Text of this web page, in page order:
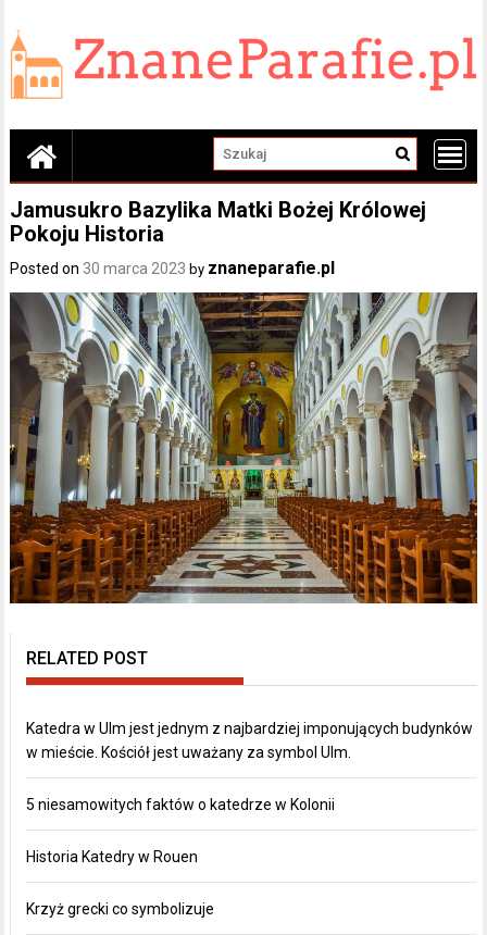
content
Jamusukro Bazylika Matki Bożej Królowej
Pokoju Historia
Posted on 30 marca 2023 by znaneparafie.pl
RELATED POST
Katedra w Ulm jest jednym z najbardziej imponujących budynków
w mieście. Kościół jest uważany za symbol Ulm.
5 niesamowitych faktów o katedrze w Kolonii
Historia Katedry w Rouen
Krzyż grecki co symbolizuje